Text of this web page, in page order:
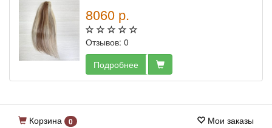
8060 р.
Отзывов: 0
Подробнее
Корзина 0 Мои заказы